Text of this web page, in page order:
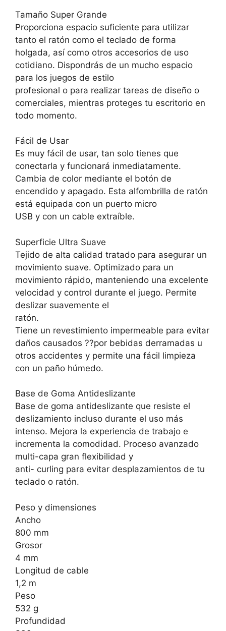
Tamaño Super Grande
Proporciona espacio suficiente para utilizar
tanto el ratón como el teclado de forma
holgada, así como otros accesorios de uso
cotidiano. Dispondrás de un mucho espacio
para los juegos de estilo
profesional o para realizar tareas de diseño o
comerciales, mientras proteges tu escritorio en
todo momento.
Fácil de Usar
Es muy fácil de usar, tan solo tienes que
conectarla y funcionará inmediatamente.
Cambia de color mediante el botón de
encendido y apagado. Esta alfombrilla de ratón
está equipada con un puerto micro
USB y con un cable extraíble.
Superficie Ultra Suave
Tejido de alta calidad tratado para asegurar un
movimiento suave. Optimizado para un
movimiento rápido, manteniendo una excelente
velocidad y control durante el juego. Permite
deslizar suavemente el
ratón.
Tiene un revestimiento impermeable para evitar
daños causados ??por bebidas derramadas u
otros accidentes y permite una fácil limpieza
con un paño húmedo.
Base de Goma Antideslizante
Base de goma antideslizante que resiste el
deslizamiento incluso durante el uso más
intenso. Mejora la experiencia de trabajo e
incrementa la comodidad. Proceso avanzado
multi-capa gran flexibilidad y
anti- curling para evitar desplazamientos de tu
teclado o ratón.
Peso y dimensiones
Ancho
800 mm
Grosor
4 mm
Longitud de cable
1,2 m
Peso
532 g
Profundidad